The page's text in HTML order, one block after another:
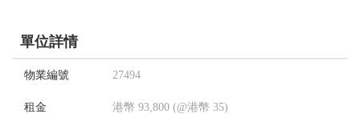
單位詳情
物業編號 27494
租金 港幣 93,800 (@港幣 35)